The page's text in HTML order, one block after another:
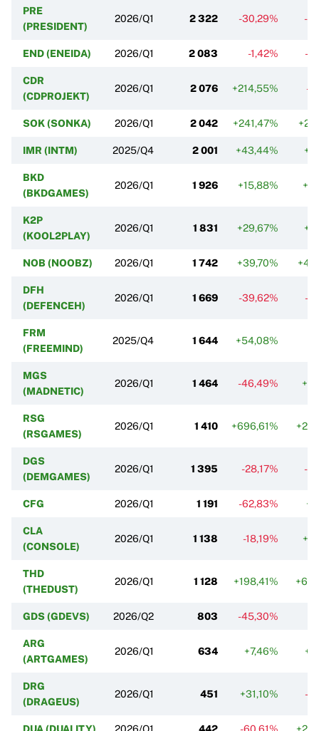
PRE
(PRESIDENT)
2026/Q1 2 322 -30,29% -
END (ENEIDA) 2026/Q1 2 083 -1,42% -
CDR
(CDPROJEKT)
2026/Q1 2 076 +214,55% -
SOK (SONKA) 2026/Q1 2 042 +241,47%
IMR (INTM) 2025/Q4 2 001 +43,44%
BKD
(BKDGAMES)
2026/Q1 1 926 +15,88%
K2P
(KOOL2PLAY)
2026/Q1 1 831 +29,67%
NOB (NOOBZ) 2026/Q1 1 742 +39,70%
DFH
(DEFENCEH)
2026/Q1 1 669 -39,62% -
FRM
(FREEMIND)
2025/Q4 1 644 +54,08%
MGS
(MADNETIC)
2026/Q1 1 464 -46,49%
RSG
(RSGAMES)
2026/Q1 1 410 +696,61%
DGS
(DEMGAMES)
2026/Q1 1 395 -28,17% -
CFG 2026/Q1 1 191 -62,83%
CLA
(CONSOLE)
2026/Q1 1 138 -18,19%
THD
(THEDUST)
2026/Q1 1 128 +198,41%
GDS (GDEVS) 2026/Q2 803 -45,30%
ARG
(ARTGAMES)
2026/Q1 634 +7,46%
DRG
(DRAGEUS)
2026/Q1 451 +31,10% -
DUA (DUALITY) 2026/Q1 442 -60,61%